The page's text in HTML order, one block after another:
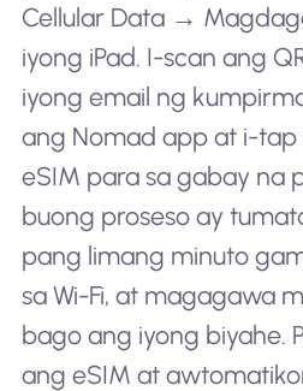
Cellular Data →
iyong iPad. I-scan ang
iyong email ng
ang Nomad app at i-tap
eSIM para sa gabay na
buong proseso ay
pang limang minuto
sa Wi-Fi, at magagawa
bago ang iyong biyahe.
ang eSIM at